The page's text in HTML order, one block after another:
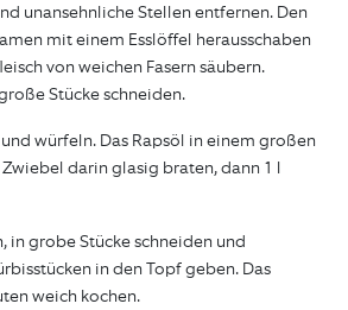
unansehnliche Stellen entfernen. Den
mit einem Esslöffel herausschaben
von weichen Fasern säubern.
Stücke schneiden.
würfeln. Das Rapsöl in einem großen
darin glasig braten, dann 1 l
in grobe Stücke schneiden und
in den Topf geben. Das
weich kochen.